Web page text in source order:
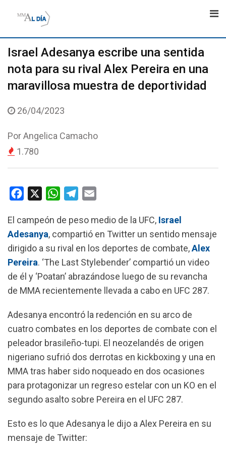
Israel Adesanya escribe una sentida
nota para su rival Alex Pereira en una
maravillosa muestra de deportividad
26/04/2023
PorAngelica Camacho
1.780
c
e
b
o
o
k
W
a
t
s
A
p
p
l
e
g
r
a
m
a
i
l
El campeón de peso medio de la UFC, Israel
Adesanya, compartió en Twitter un sentido mensaje
dirigido a su rival en los deportes de combate,Alex
Pereira. ‘The Last Stylebender’ compartió un video
de él y ‘Poatan’ abrazándose luego de su revancha
de MMA recientemente llevada a cabo en UFC 287.
Adesanya encontró la redención en su arco de
cuatro combates en los deportes de combate con el
peleador brasileño-tupi. El neozelandés de origen
nigeriano sufrió dos derrotas en kickboxing y una en
MMA tras haber sido noqueado en dos ocasiones
para protagonizar un regreso estelar con un KO en el
segundo asalto sobre Pereira en el UFC 287.
Esto es lo que Adesanya le dijo a Alex Pereira en su
mensaje de Twitter: